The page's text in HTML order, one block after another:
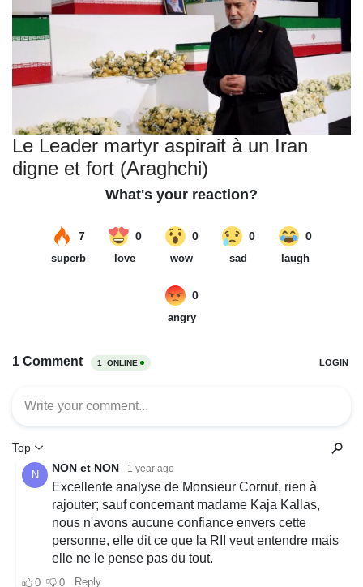
Le Leader martyr aspirait à un Iran
digne et fort (Araghchi)